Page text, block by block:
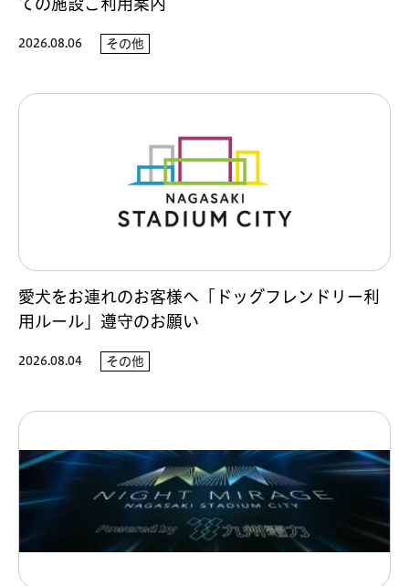
ての施設ご利用案内
2026.08.06 その他
愛犬をお連れのお客様へ「ドッグフレンドリー利
用ルール」遵守のお願い
2026.08.04 その他